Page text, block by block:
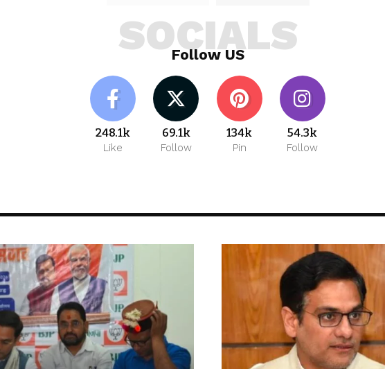
Follow US
SOCIALS
248.1k
Like
69.1k
Follow
134k
Pin
54.3k
Follow